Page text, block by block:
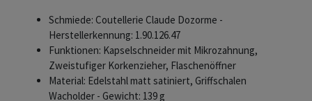
Schmiede: Coutellerie Claude Dozorme -
Herstellerkennung: 1.90.126.47
Funktionen: Kapselschneider mit Mikrozahnung,
Zweistufiger Korkenzieher, Flaschenöffner
Material: Edelstahl matt satiniert, Griffschalen
Wacholder - Gewicht: 139 g